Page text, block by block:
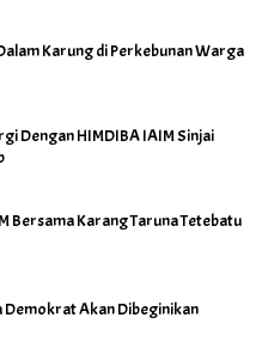
Karung di Perkebunan Warga
Dengan HIMDIBA IAIM Sinjai
Bersama Karang Taruna Tetebatu
Demokrat Akan Dibeginikan